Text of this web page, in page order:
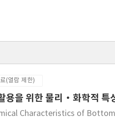
(열람 제한)
용을 위한 물리·화학적 특
Characteristics of